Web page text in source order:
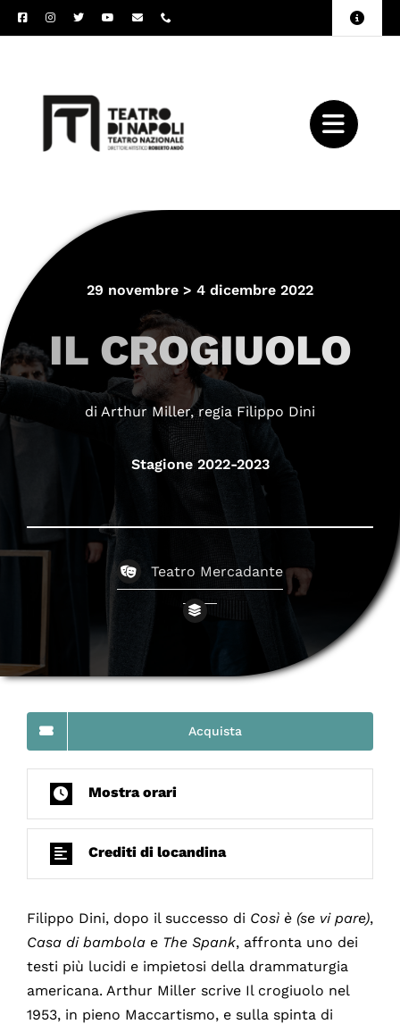
Salta
al
Toggle
29 novembre > 4 dicembre 2022
IL CROGIUOLO
di Arthur Miller, regia Filippo Dini
Stagione 2022-2023
Teatro Mercadante
Acquista
Mostra orari
Crediti di locandina
Filippo Dini, dopo il successo di Così è (se vi pare),
Casa di bambolae The Spank, affronta uno dei
testi più lucidi e impietosi della drammaturgia
americana. Arthur Miller scrive Il crogiuolo nel
1953, in pieno Maccartismo, e sulla spinta di